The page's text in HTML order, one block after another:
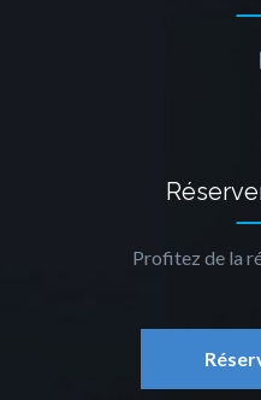
Profitez de la